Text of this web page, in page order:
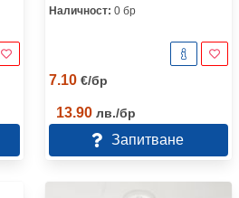
Наличност: 0 бр
7.10 €/бр
13.90 лв./бр
Запитване